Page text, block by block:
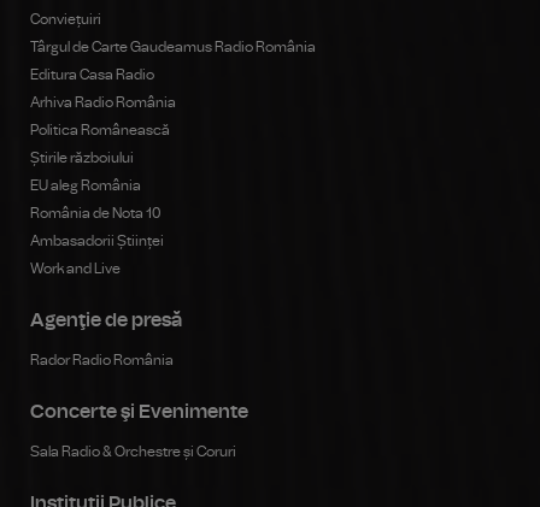
Conviețuiri
Târgul de Carte Gaudeamus Radio România
Editura Casa Radio
Arhiva Radio România
Politica Românească
Știrile războiului
EU aleg România
România de Nota 10
Ambasadorii Științei
Work and Live
Agenţie de presă
Rador Radio România
Concerte şi Evenimente
Sala Radio & Orchestre și Coruri